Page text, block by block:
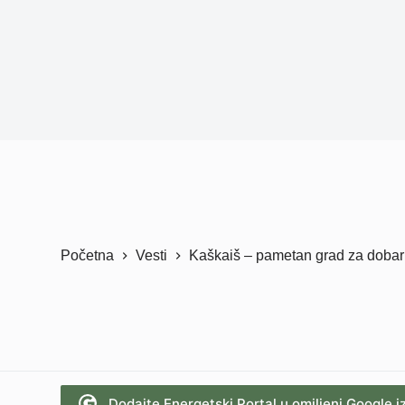
Početna Vesti Kaškaiš – pametan grad za